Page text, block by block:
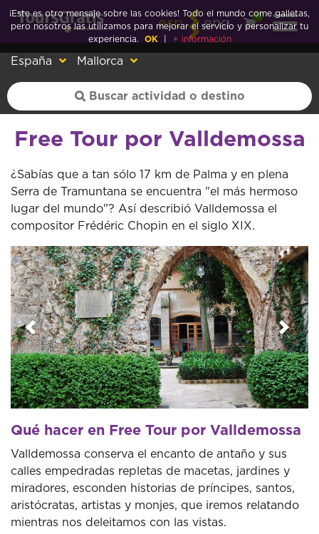
esp eng
0
España Mallorca
Free Tour por Valldemossa
¿Sabías que a tan sólo 17 km de Palma y en plena
Serra de Tramuntana se encuentra "el más hermoso
lugar del mundo"? Así describió Valldemossa el
compositor Frédéric Chopin en el siglo XIX.
Anterior
Qué hacer en Free Tour por Valldemossa
Valldemossa conserva el encanto de antaño y sus
calles empedradas repletas de macetas, jardines y
miradores, esconden historias de príncipes, santos,
aristócratas, artistas y monjes, que iremos relatando
mientras nos deleitamos con las vistas.
¡Este es otro mensaje sobre las cookies! Todo el mundo come galletas,
pero nosotros las utilizamos para mejorar el servicio y personalizar tu
experiencia.
OK + información